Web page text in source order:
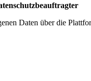
Daten über die